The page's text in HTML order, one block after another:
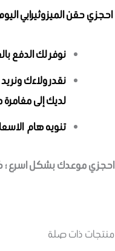
احجزي حقن الميزوثيرابي
نوفر لك الدفع
ن
لديك إلى
تنويه هام
احجزي موعدك بشكل اسرع ؛
منتجات ذات صلة